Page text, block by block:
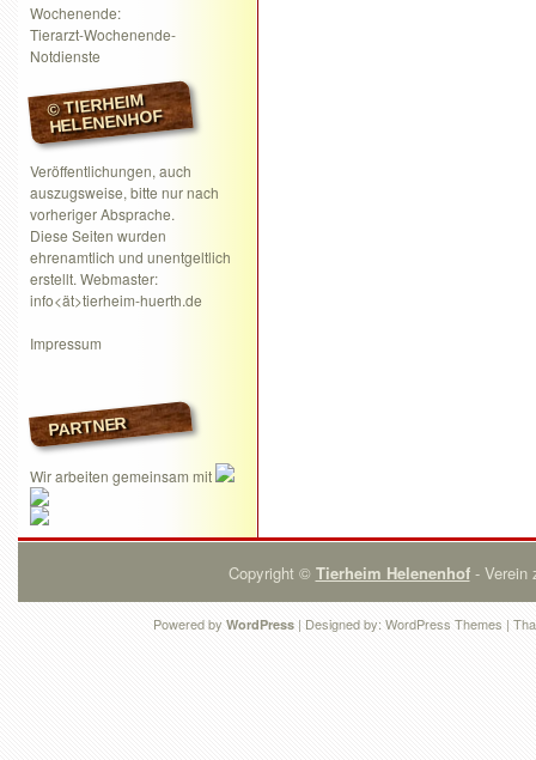
Wochenende:
Tierarzt-Wochenende-
Notdienste
© TIERHEIM
HELENENHOF
Veröffentlichungen, auch
auszugsweise, bitte nur nach
vorheriger Absprache.
Diese Seiten wurden
ehrenamtlich und unentgeltlich
erstellt. Webmaster:
info<ät>tierheim-huerth.de
Impressum
PARTNER
Wir arbeiten gemeinsam mit
Copyright © Tierheim Helenenhof- Verein
Powered by WordPress | Designed by: WordPress Themes |